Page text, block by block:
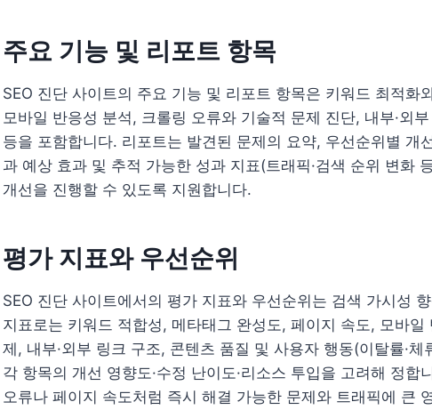
주요 기능 및 리포트 항목
SEO 진단 사이트의 주요 기능 및 리포트 항목은 키워드 최적화
모바일 반응성 분석, 크롤링 오류와 기술적 문제 진단, 내부·외
등을 포함합니다. 리포트는 발견된 문제의 요약, 우선순위별 개
과 예상 효과 및 추적 가능한 성과 지표(트래픽·검색 순위 변화
개선을 진행할 수 있도록 지원합니다.
평가 지표와 우선순위
SEO 진단 사이트에서의 평가 지표와 우선순위는 검색 가시성
지표로는 키워드 적합성, 메타태그 완성도, 페이지 속도, 모바일
제, 내부·외부 링크 구조, 콘텐츠 품질 및 사용자 행동(이탈률·
각 항목의 개선 영향도·수정 난이도·리소스 투입을 고려해 정합
오류나 페이지 속도처럼 즉시 해결 가능한 문제와 트래픽에 큰